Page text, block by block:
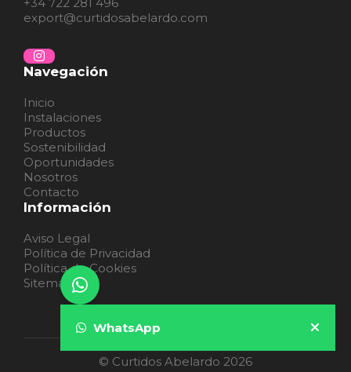
export@curtidosabelardo.com
Navegación
Inicio
Instalaciones
Productos
Sostenibilidad
Oportunidades
Nosotros
Contacto
Información
Aviso Legal
Política de Privacidad
Política de Cookies
Sitemap
© Curtidos Abelardo 2026
WhatsApp